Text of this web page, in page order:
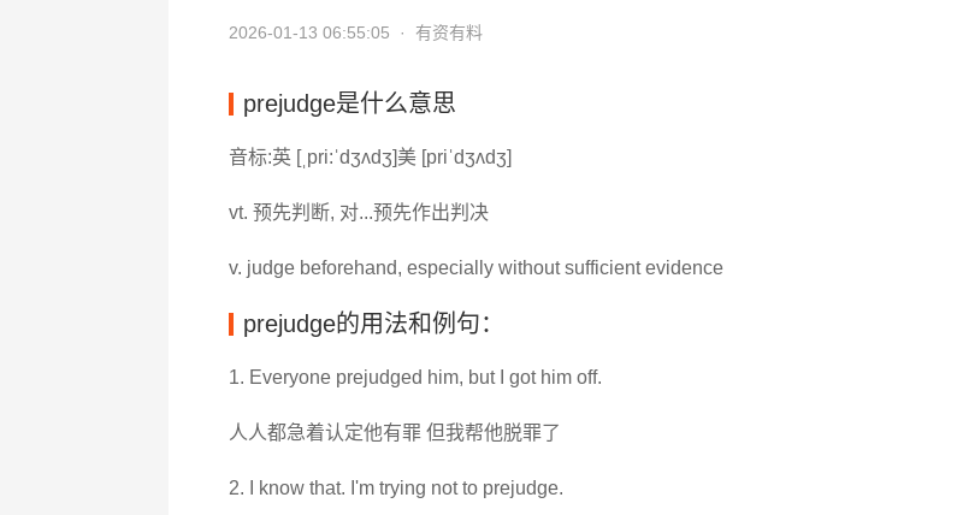
2026-01-13 06:55:05 · 有资有料
prejudge是什么意思
音标:英 [ˌpri:ˈdʒʌdʒ]美 [priˈdʒʌdʒ]
vt. 预先判断, 对...预先作出判决
v. judge beforehand, especially without sufficient evidence
prejudge的用法和例句：
1. Everyone prejudged him, but I got him off.
人人都急着认定他有罪 但我帮他脱罪了
2. I know that. I'm trying not to prejudge.